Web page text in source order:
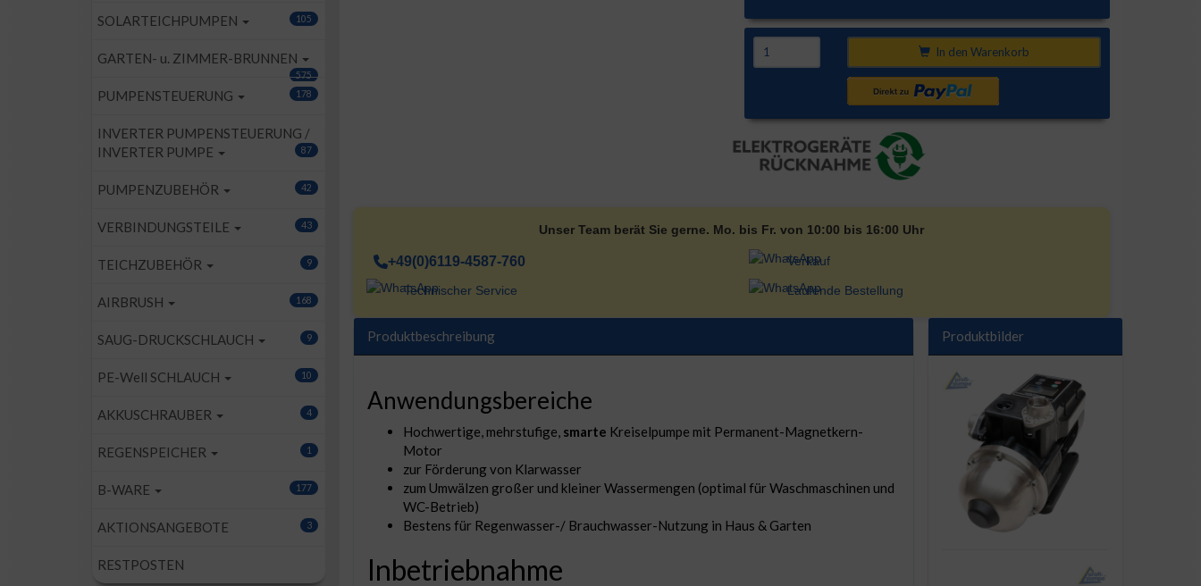
SOLARTEICHPUMPEN 105
GARTEN- u. ZIMMER-BRUNNEN
575
PUMPENSTEUERUNG 178
INVERTER PUMPENSTEUERUNG /
INVERTER PUMPE
87
PUMPENZUBEHÖR 42
VERBINDUNGSTEILE 43
TEICHZUBEHÖR 9
AIRBRUSH 168
SAUG-DRUCKSCHLAUCH 9
PE-Well SCHLAUCH 10
AKKUSCHRAUBER 4
REGENSPEICHER 1
B-WARE 177
AKTIONSANGEBOTE 3
RESTPOSTEN
In den Warenkorb
Unser Team berät Sie gerne. Mo. bis Fr. von 10:00 bis 16:00 Uhr
+49(0)6119-4587-760 Verkauf
Technischer Service Laufende Bestellung
Produktbilder
Produktbeschreibung
Anwendungsbereiche
Hochwertige, mehrstufige, smarte Kreiselpumpe mit Permanent-Magnetkern-
Motor
zur Förderung von Klarwasser
zum Umwälzen großer und kleiner Wassermengen (optimal für Waschmaschinen und
WC-Betrieb)
Bestens für Regenwasser-/ Brauchwasser-Nutzung in Haus & Garten
Inbetriebnahme